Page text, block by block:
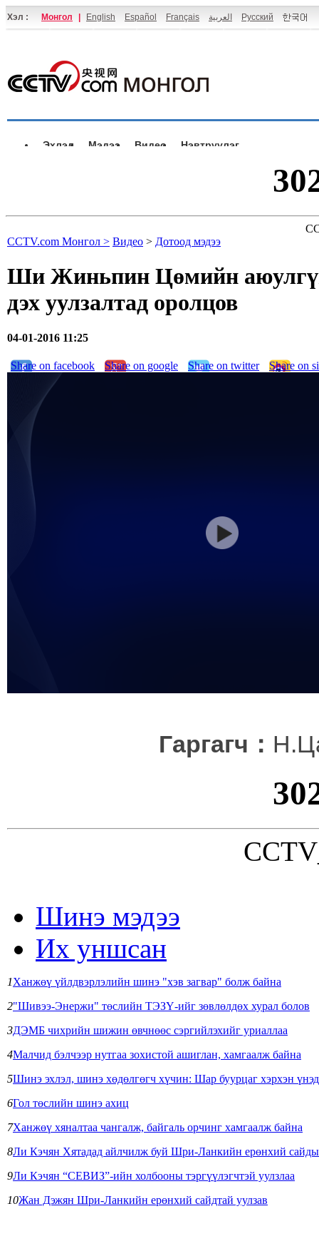
Хэл : Монгол English Español Français العربية Русский
Эхлэл Мэдээ Видео Нэвтрүүлэг
CCTV.com Монгол > Видео > Дотоод мэдээ
Ши Жиньпин Цөмийн
дэх уулзалтад оролцов
04-01-2016 11:25
Share on facebook Share on google Share on twitter Share on
Гаргагч：
Шинэ мэдээ
Их уншсан
1Ханжөү үйлдвэрлэлийн шинэ "хэв загвар" болж байна
2"Шивээ-Энержи" төслийн ТЭЗҮ-ийг зөвлөлдөх хурал болов
3ДЭМБ чихрийн шижин өвчнөөс сэргийлэхийг уриаллаа
4Малчид бэлчээр нутгаа зохистой ашиглан, хамгаалж байна
5Шинэ эхлэл, шинэ хөдөлгөгч хүчин: Шар буурцаг хэрхэн
6Гол төслийн шинэ ахиц
7Ханжөү хяналтаа чангалж, байгаль орчинг хамгаалж байна
8Ли Кэчян Хятадад айлчилж буй Шри-Ланкийн ерөнхий сайдыг
9Ли Кэчян “СЕВИЗ”-ийн холбооны тэргүүлэгчтэй уулзлаа
10Жан Дэжян Шри-Ланкийн ерөнхий сайдтай уулзав